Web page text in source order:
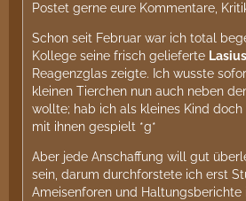
Postet gerne eure Kommentare,
Schon seit Februar war ich total
Kollege seine frisch gelieferte
Reagenzglas zeigte. Ich wusste
kleinen Tierchen nun auch neben
wollte; hab ich als kleines Kind
mit ihnen gespielt *g*
Aber jede Anschaffung will gut
sein, darum durchforstete ich erst
Ameisenforen und Haltungsberichte